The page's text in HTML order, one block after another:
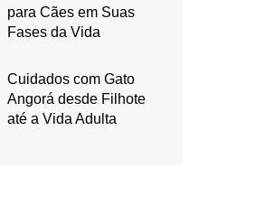
para Cães em Suas
Fases da Vida
Cuidados com Gato
Angorá desde Filhote
até a Vida Adulta